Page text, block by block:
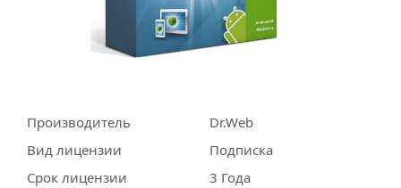
Производитель
Dr.Web
Вид лицензии
Подписка
Срок лицензии
3 Года